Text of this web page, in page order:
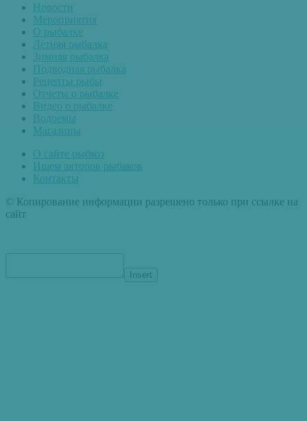
Новости
Мероприятия
О рыбалке
Летняя рыбалка
Зимняя рыбалка
Подводная рыбалка
Рецепты рыбы
Отчеты о рыбалке
Видео о рыбалке
Водоемы
Магазины
О сайте рыбхоз
Ищем авторов рыбаков
Контакты
© Копирование информации разрешено только при ссылке на
сайт
Insert